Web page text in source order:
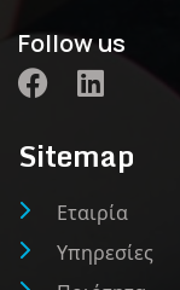
Follow us
Sitemap
Εταιρία
Υπηρεσίες